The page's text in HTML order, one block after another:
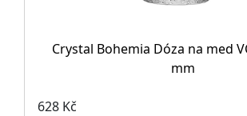
Crystal Bohemia Dóza na med
mm
628 Kč